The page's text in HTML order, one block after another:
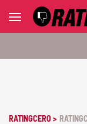
RATINGCERO >